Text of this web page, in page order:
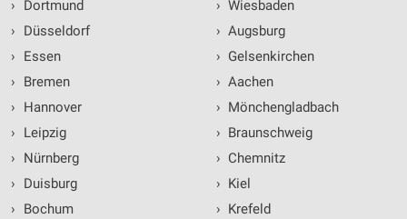
›
Dortmund
›
Düsseldorf
›
Essen
›
Bremen
›
Hannover
›
Leipzig
›
Nürnberg
›
Duisburg
›
Bochum
› Wiesbaden
› Augsburg
› Gelsenkirchen
› Aachen
› Mönchengladbach
› Braunschweig
› Chemnitz
› Kiel
› Krefeld